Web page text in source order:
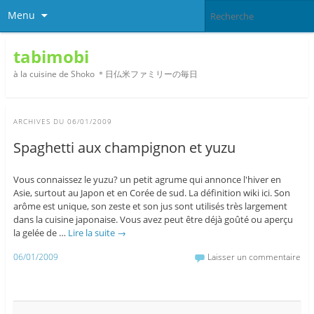
Menu
tabimobi
à la cuisine de Shoko ＊日仏米ファミリーの毎日
ARCHIVES DU 06/01/2009
Spaghetti aux champignon et yuzu
Vous connaissez le yuzu? un petit agrume qui annonce l'hiver en
Asie, surtout au Japon et en Corée de sud. La définition wiki ici. Son
arôme est unique, son zeste et son jus sont utilisés très largement
dans la cuisine japonaise. Vous avez peut être déjà goûté ou aperçu
la gelée de … Lire la suite →
06/01/2009 Laisser un commentaire